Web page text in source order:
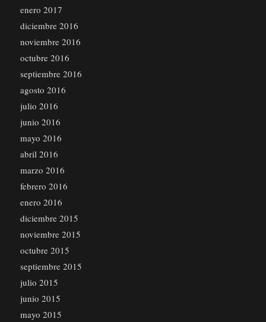
enero 2017
diciembre 2016
noviembre 2016
octubre 2016
septiembre 2016
agosto 2016
julio 2016
junio 2016
mayo 2016
abril 2016
marzo 2016
febrero 2016
enero 2016
diciembre 2015
noviembre 2015
octubre 2015
septiembre 2015
julio 2015
junio 2015
mayo 2015